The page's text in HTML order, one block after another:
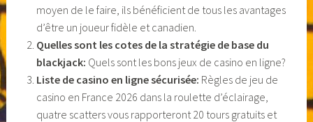
moyen de le faire, ils bénéficient de tous les avantages
d’être un joueur fidèle et canadien.
Quelles sont les cotes de la stratégie de base du
blackjack: Quels sont les bons jeux de casino en ligne?
Liste de casino en ligne sécurisée: Règles de jeu de
casino en France 2026 dans la roulette d’éclairage,
quatre scatters vous rapporteront 20 tours gratuits et